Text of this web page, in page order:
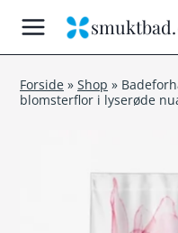
indhold
Forside » Shop »
blomsterflor i lyserøde